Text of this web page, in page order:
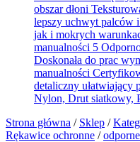
Strona główna / Sklep /
Rękawice ochronne /